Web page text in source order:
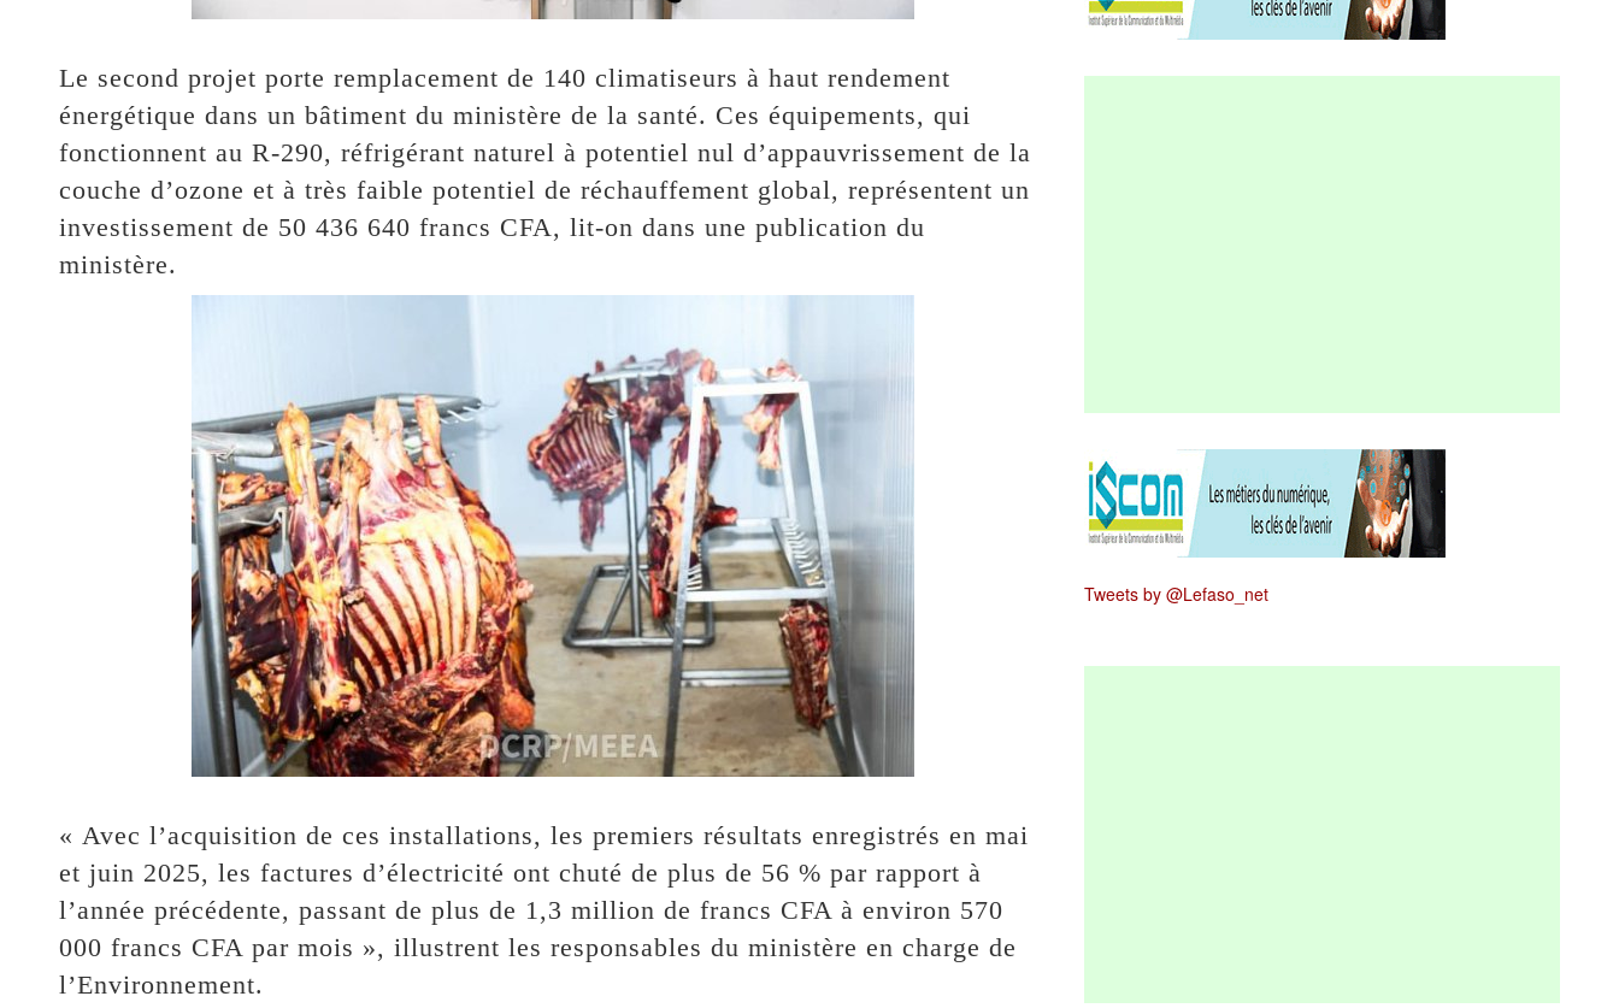
Le second projet porte remplacement de 140 climatiseurs à haut rendement
énergétique dans un bâtiment du ministère de la santé. Ces équipements, qui
fonctionnent au R-290, réfrigérant naturel à potentiel nul d’appauvrissement de la
couche d’ozone et à très faible potentiel de réchauffement global, représentent un
investissement de 50 436 640 francs CFA, lit-on dans une publication du
ministère.
« Avec l’acquisition de ces installations, les premiers résultats enregistrés en mai
et juin 2025, les factures d’électricité ont chuté de plus de 56 % par rapport à
l’année précédente, passant de plus de 1,3 million de francs CFA à environ 570
000 francs CFA par mois », illustrent les responsables du ministère en charge de
l’Environnement.
Tweets by @Lefaso_net